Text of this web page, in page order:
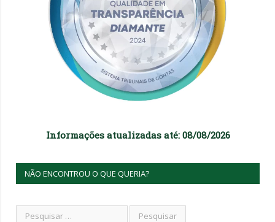
Informações atualizadas até: 08/08/2026
NÃO ENCONTROU O QUE QUERIA?